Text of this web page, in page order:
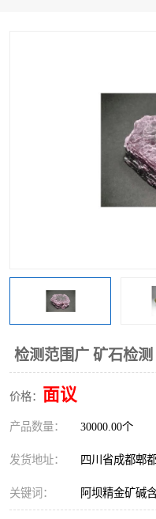
检测范围广 矿石检
价格： 面议
产品数量： 30000.00个
发货地址： 四川省成都郫
关键词： 阿坝精金矿碱